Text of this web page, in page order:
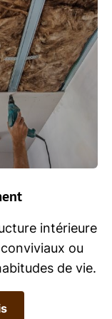
intérieure
ou
de vie.